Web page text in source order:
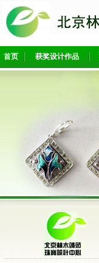
首页 获奖设计作品